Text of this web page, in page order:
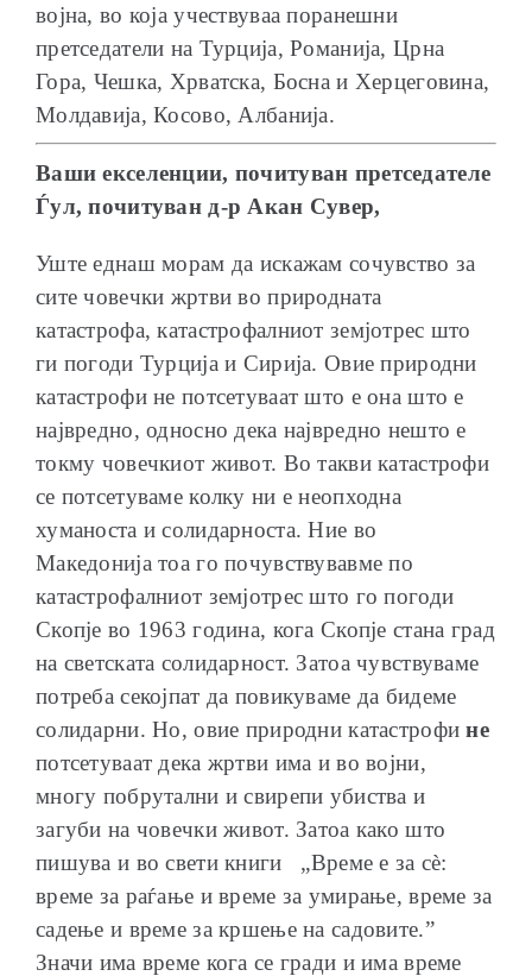
војна, во која учествуваа поранешни
претседатели на Турција, Романија, Црна
Гора, Чешка, Хрватска, Босна и Херцеговина,
Молдавија, Косово, Албанија.
Ваши екселенции, почитуван претседателе
Ѓул, почитуван д-р Акан Сувер,
Уште еднаш морам да искажам сочувство за
сите човечки жртви во природната
катастрофа, катастрофалниот земјотрес што
ги погоди Турција и Сирија. Овие природни
катастрофи не потсетуваат што е она што е
највредно, односно дека највредно нешто е
токму човечкиот живот. Во такви катастрофи
се потсетуваме колку ни е неопходна
хуманоста и солидарноста. Ние во
Македонија тоа го почувствувавме по
катастрофалниот земјотрес што го погоди
Скопје во 1963 година, кога Скопје стана град
на светската солидарност. Затоа чувствуваме
потреба секојпат да повикуваме да бидеме
солидарни. Но, овие природни катастрофине
потсетуваат дека жртви има и во војни,
многу побрутални и свирепи убиства и
загуби на човечки живот. Затоа како што
пишува и во свети книги „Време е за сè:
време за раѓање и време за умирање, време за
садење и време за кршење на садовите.”
Значи има време кога се гради и има време